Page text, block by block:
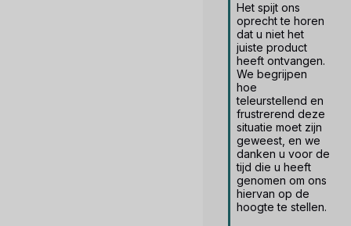
Het spijt ons
oprecht te horen
dat u niet het
juiste product
heeft ontvangen.
We begrijpen
hoe
teleurstellend en
frustrerend deze
situatie moet zijn
geweest, en we
danken u voor de
tijd die u heeft
genomen om ons
hiervan op de
hoogte te stellen.